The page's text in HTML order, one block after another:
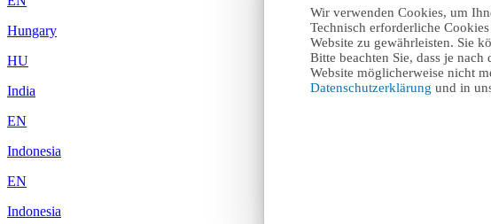
Wir verwenden Cookies, um
Technisch erforderliche
Website zu gewährleisten. Sie
Bitte beachten Sie, dass je
Website möglicherweise nicht
Datenschutzerklärung und in
Hungary
HU
India
EN
Indonesia
EN
Indonesia